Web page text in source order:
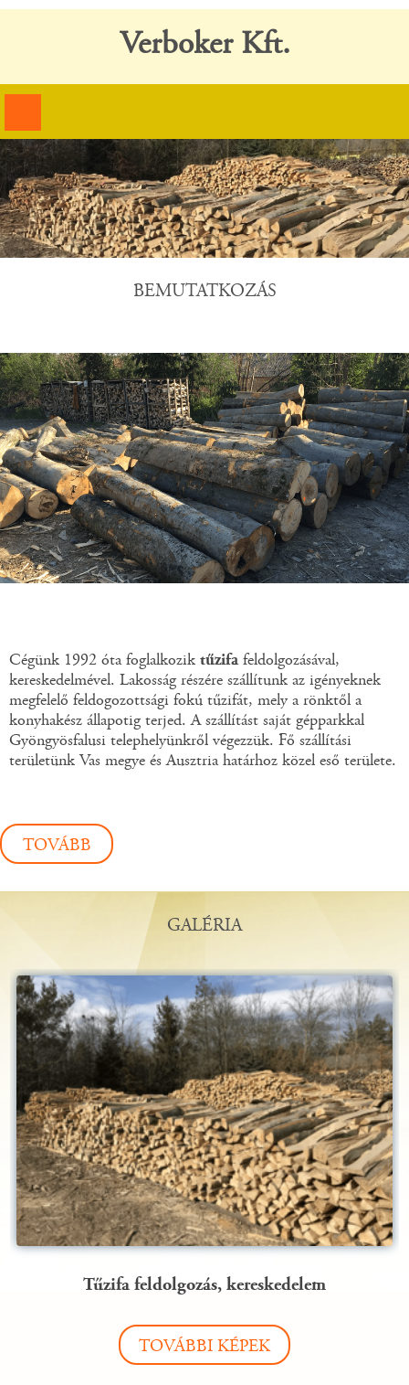
Verboker Kft.
BEMUTATKOZÁS
Cégünk 1992 óta foglalkozik tűzifafeldolgozásával,
kereskedelmével. Lakosság részére szállítunk az igényeknek
megfelelő feldogozottsági fokú tűzifát, mely a rönktől a
konyhakész állapotig terjed. A szállítást saját gépparkkal
Gyöngyösfalusi telephelyünkről végezzük. Fő szállítási
területünk Vas megye és Ausztria határhoz közel eső területe.
TOVÁBB
GALÉRIA
Tűzifa feldolgozás, kereskedelem
TOVÁBBI KÉPEK